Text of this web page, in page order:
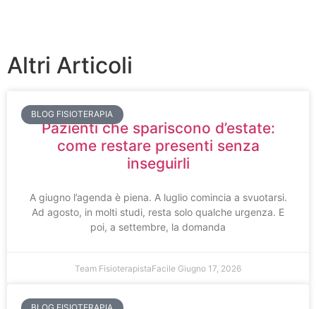
Altri Articoli
BLOG FISIOTERAPIA
Pazienti che spariscono d’estate:
come restare presenti senza
inseguirli
A giugno l’agenda è piena. A luglio comincia a svuotarsi.
Ad agosto, in molti studi, resta solo qualche urgenza. E
poi, a settembre, la domanda
Team FisioterapistaFacile Giugno 17, 2026